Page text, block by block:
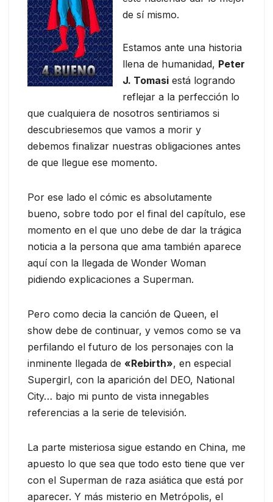
de sí mismo.
Estamos ante una historia
llena de humanidad, Peter
J. Tomasi está logrando
reflejar a la perfección lo
que cualquiera de nosotros sentiriamos si
descubriesemos que vamos a morir y
debemos finalizar nuestras obligaciones antes
de que llegue ese momento.
Por ese lado el cómic es absolutamente
bueno, sobre todo por el final del capítulo, ese
momento en el que uno debe de dar la trágica
noticia a la persona que ama también aparece
aquí con la llegada de Wonder Woman
pidiendo explicaciones a Superman.
Pero como decia la canción de Queen, el
show debe de continuar, y vemos como se va
perfilando el futuro de los personajes con la
inminente llegada de «Rebirth», en especial
Supergirl, con la aparición del DEO, National
City… bajo mi punto de vista innegables
referencias a la serie de televisión.
La parte misteriosa sigue estando en China, me
apuesto lo que sea que todo esto tiene que ver
con el Superman de raza asiática que está por
aparecer. Y más misterio en Metrópolis, el